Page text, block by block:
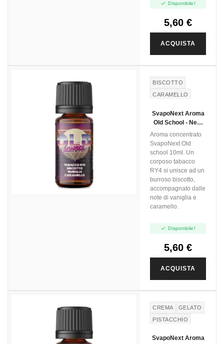
 Disponibile!
5,60 €
ACQUISTA
BISCOTTO
CARAMELLO
SvapoNext Aroma
Old School - Next
Flavour - 10ml
Aroma concentrato
SvapoNext Old
school 10ml. Un
corposo tabacco
RY4 si unisce ad un
burroso biscotto,
accompagnato dalle
note di vaniglia e
caramello.
 Disponibile!
5,60 €
ACQUISTA
CREMA
GELATO
PISTACCHIO
SvapoNext Aroma